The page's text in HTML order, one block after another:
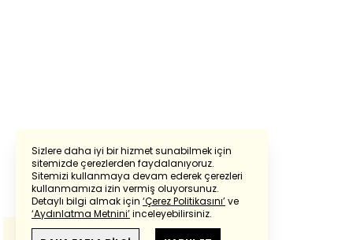
Sizlere daha iyi bir hizmet sunabilmek için
sitemizde çerezlerden faydalanıyoruz.
Sitemizi kullanmaya devam ederek çerezleri
kullanmamıza izin vermiş oluyorsunuz.
Detaylı bilgi almak için ‘Çerez Politikasını’ve
‘Aydınlatma Metnini’inceleyebilirsiniz.
Powered by Translate
Bu çevirideGoogle Transletekullanılmıştır.